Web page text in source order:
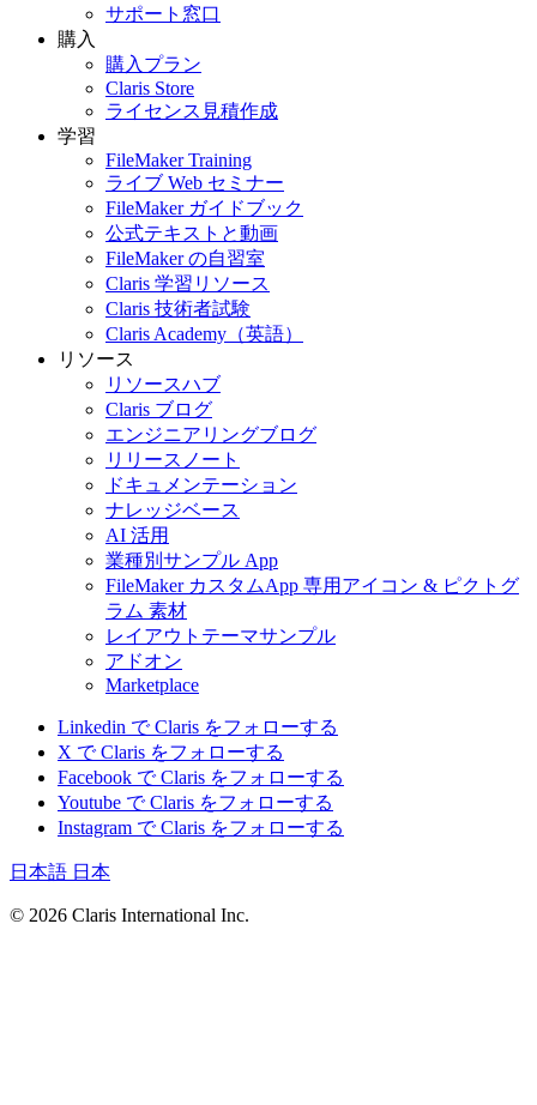
サポート窓口
購入
購入プラン
Claris Store
ライセンス見積作成
学習
FileMaker Training
ライブ Web セミナー
FileMaker ガイドブック
公式テキストと動画
FileMaker の自習室
Claris 学習リソース
Claris 技術者試験
Claris Academy（英語）
リソース
リソースハブ
Claris ブログ
エンジニアリングブログ
リリースノート
ドキュメンテーション
ナレッジベース
AI 活用
業種別サンプル App
FileMaker カスタムApp 専用アイコン & ピクトグ
ラム 素材
レイアウトテーマサンプル
アドオン
Marketplace
Linkedin で Claris をフォローする
X で Claris をフォローする
Facebook で Claris をフォローする
Youtube で Claris をフォローする
Instagram で Claris をフォローする
日本語 日本
© 2026 Claris International Inc.